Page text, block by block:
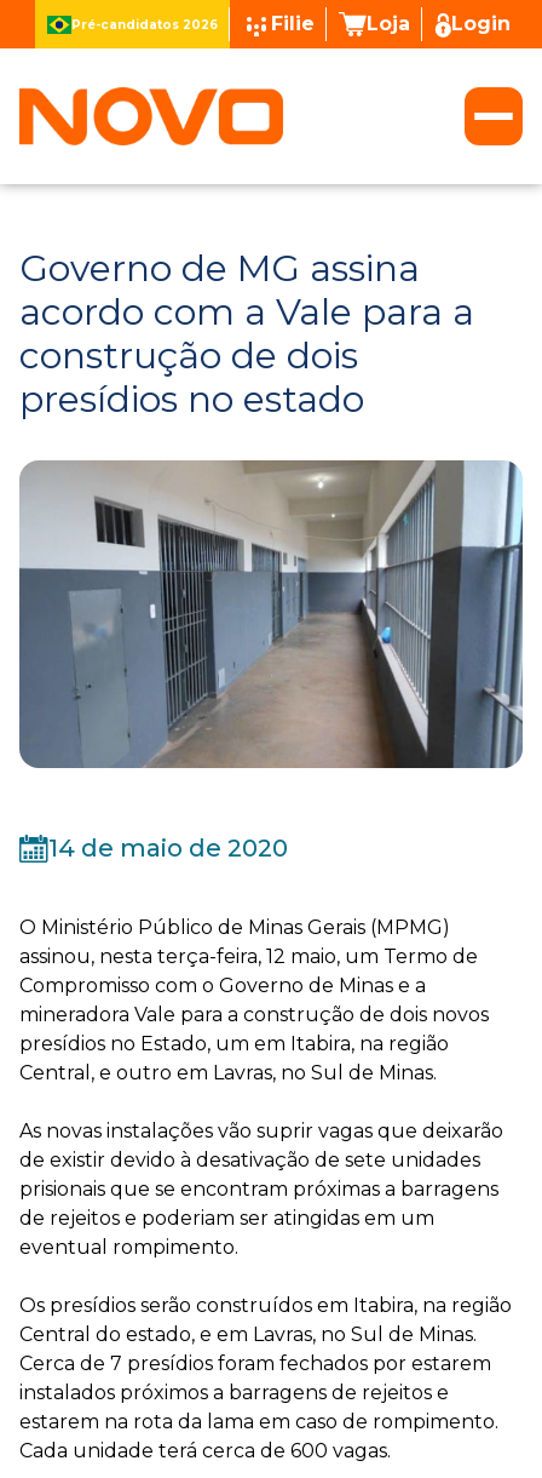
Pré-candidatos 2026 Filie Loja Login
Governo de MG assina
acordo com a Vale para a
construção de dois
presídios no estado
14 de maio de 2020
O Ministério Público de Minas Gerais (MPMG)
assinou, nesta terça-feira, 12 maio, um Termo de
Compromisso com o Governo de Minas e a
mineradora Vale para a construção de dois novos
presídios no Estado, um em Itabira, na região
Central, e outro em Lavras, no Sul de Minas.
As novas instalações vão suprir vagas que deixarão
de existir devido à desativação de sete unidades
prisionais que se encontram próximas a barragens
de rejeitos e poderiam ser atingidas em um
eventual rompimento.
Os presídios serão construídos em Itabira, na região
Central do estado, e em Lavras, no Sul de Minas.
Cerca de 7 presídios foram fechados por estarem
instalados próximos a barragens de rejeitos e
estarem na rota da lama em caso de rompimento.
Cada unidade terá cerca de 600 vagas.